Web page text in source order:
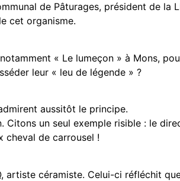
de Pâturages, président de la
cet organisme.
« Le lumeçon » à Mons,
leur « leu de légende » ?
aussitôt le principe.
un seul exemple risible : le
cheval de carrousel !
artiste céramiste. Celui-ci réfléchit